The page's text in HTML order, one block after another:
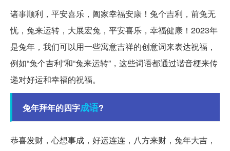
诸事顺利，平安喜乐，阖家幸福安康！兔个吉利，前兔无
忧，兔来运转，大展宏兔，平安喜乐，幸福健康！2023年
是兔年，我们可以用一些寓意吉祥的创意词来表达祝福，
例如“兔个吉利”和“兔来运转”，这些词语都通过谐音梗来传
递对好运和幸福的祝福。
兔年拜年的四字成语?
恭喜发财，心想事成，好运连连，八方来财，兔年大吉，